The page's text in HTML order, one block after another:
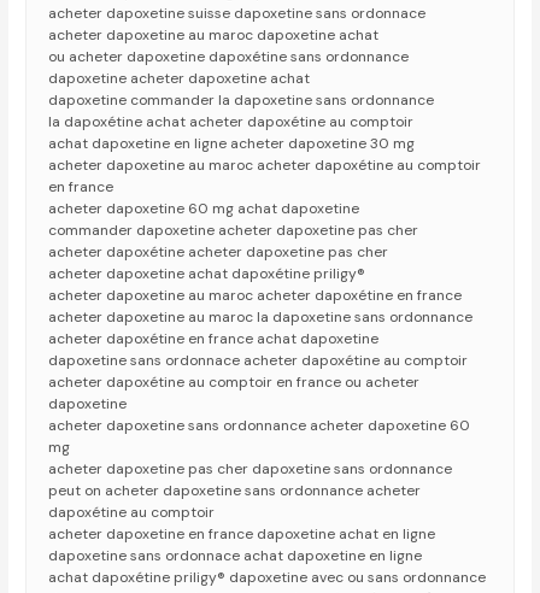
acheter dapoxetine suisse dapoxetine sans ordonnace
acheter dapoxetine au maroc dapoxetine achat
ou acheter dapoxetine dapoxétine sans ordonnance
dapoxetine acheter dapoxetine achat
dapoxetine commander la dapoxetine sans ordonnance
la dapoxétine achat acheter dapoxétine au comptoir
achat dapoxetine en ligne acheter dapoxetine 30 mg
acheter dapoxetine au maroc acheter dapoxétine au comptoir
en france
acheter dapoxetine 60 mg achat dapoxetine
commander dapoxetine acheter dapoxetine pas cher
acheter dapoxétine acheter dapoxetine pas cher
acheter dapoxetine achat dapoxétine priligy®
acheter dapoxetine au maroc acheter dapoxétine en france
acheter dapoxetine au maroc la dapoxetine sans ordonnance
acheter dapoxétine en france achat dapoxetine
dapoxetine sans ordonnace acheter dapoxétine au comptoir
acheter dapoxétine au comptoir en france ou acheter
dapoxetine
acheter dapoxetine sans ordonnance acheter dapoxetine 60
mg
acheter dapoxetine pas cher dapoxetine sans ordonnance
peut on acheter dapoxetine sans ordonnance acheter
dapoxétine au comptoir
acheter dapoxetine en france dapoxetine achat en ligne
dapoxetine sans ordonnace achat dapoxetine en ligne
achat dapoxétine priligy® dapoxetine avec ou sans ordonnance